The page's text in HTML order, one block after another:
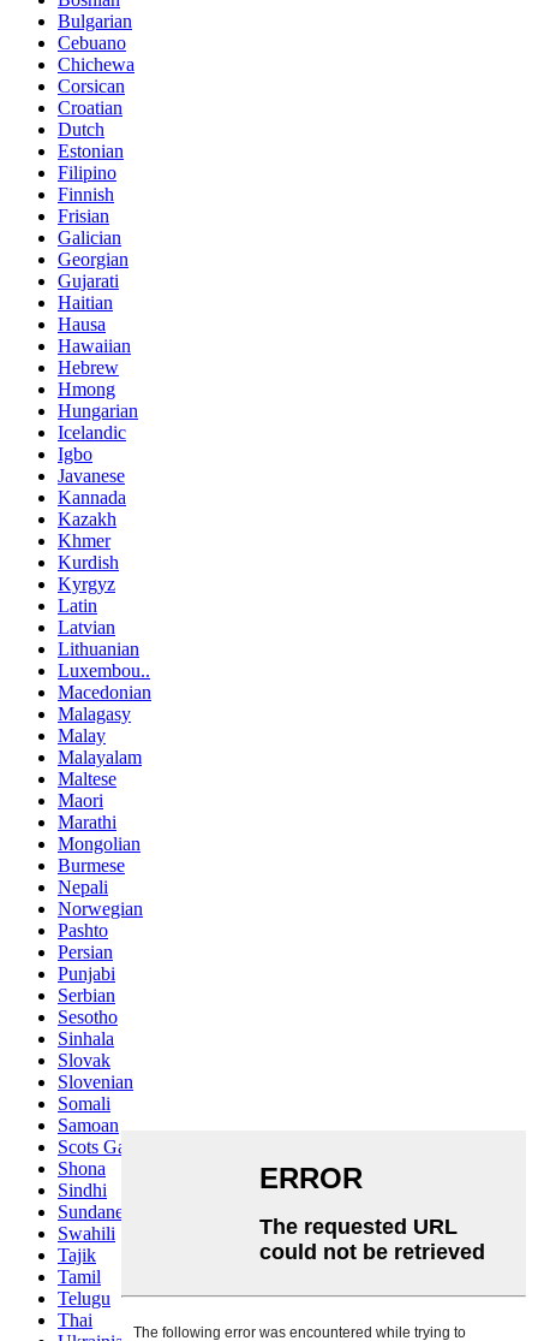
Bulgarian
Cebuano
Chichewa
Corsican
Croatian
Dutch
Estonian
Filipino
Finnish
Frisian
Galician
Georgian
Gujarati
Haitian
Hausa
Hawaiian
Hebrew
Hmong
Hungarian
Icelandic
Igbo
Javanese
Kannada
Kazakh
Khmer
Kurdish
Kyrgyz
Latin
Latvian
Lithuanian
Luxembou..
Macedonian
Malagasy
Malay
Malayalam
Maltese
Maori
Marathi
Mongolian
Burmese
Nepali
Norwegian
Pashto
Persian
Punjabi
Serbian
Sesotho
Sinhala
Slovak
Slovenian
Somali
Samoan
Scots Gaelic
Shona
Sindhi
Sundanese
Swahili
Tajik
Tamil
Telugu
Thai